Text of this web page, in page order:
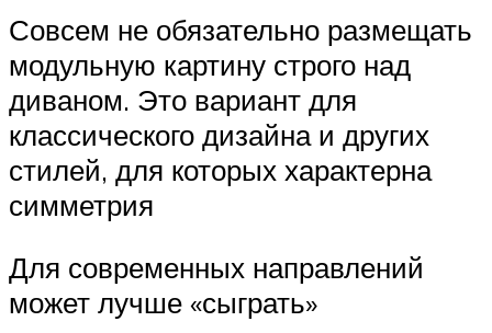
Совсем не обязательно размещать
модульную картину строго над
диваном. Это вариант для
классического дизайна и других
стилей, для которых характерна
симметрия
Для современных направлений
может лучше «сыграть»